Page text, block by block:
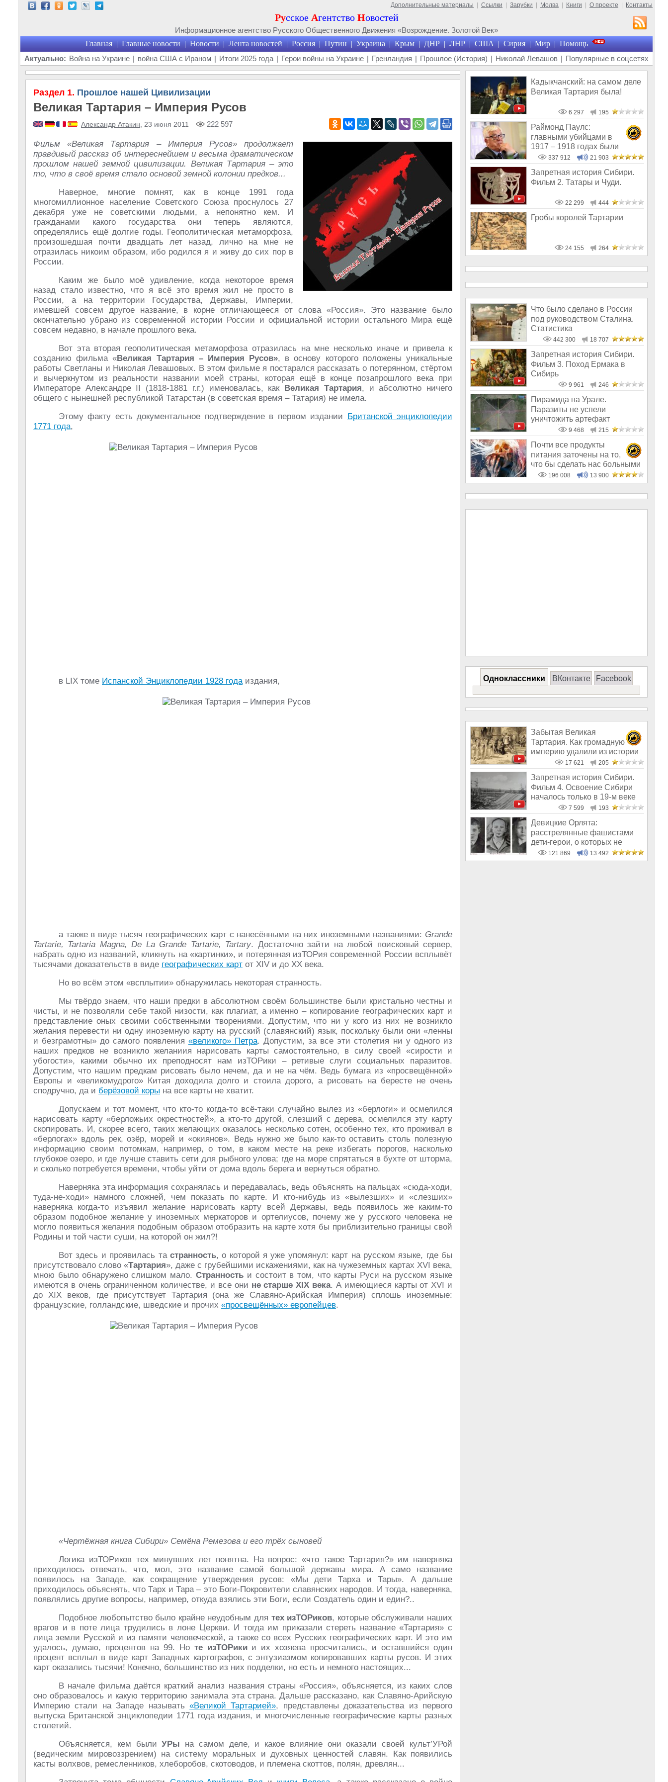
Дополнительные материалы Ссылки Зарубки Молва Книги О проекте Контакты
Русское Агентство Новостей
Информационное агентство Русского Общественного Движения «Возрождение. Золотой Век»
Главная | Главные новости | Новости | Лента новостей | Россия | Путин | Украина | Крым | ДНР | ЛНР | США | Сирия | Мир | Помощь
Актуально: Война на Украине | война США с Ираном | Итоги 2025 года | Герои войны на Украине | Гренландия | Прошлое (История) | Николай Левашов | Популярные в соцсетях
Раздел 1. Прошлое нашей Цивилизации
Великая Тартария – Империя Русов
Александр Атакин , 23 июня 2011 222 597
Фильм «Великая Тартария – Империя Русов» продолжает
правдивый рассказ об интереснейшем и весьма драматическом
прошлом нашей земной цивилизации. Великая Тартария – это
то, что в своё время стало основой земной колонии предков...
Наверное, многие помнят, как в конце 1991 года
многомиллионное население Советского Союза проснулось 27
декабря уже не советскими людьми, а непонятно кем. И
гражданами какого государства они теперь являются,
определялись ещё долгие годы. Геополитическая метаморфоза,
произошедшая почти двадцать лет назад, лично на мне не
отразилась никоим образом, ибо родился я и живу до сих пор в
России.
Каким же было моё удивление, когда некоторое время
назад стало известно, что я всё это время жил не просто в
России, а на территории Государства, Державы, Империи,
имевшей совсем другое название, в корне отличающееся от слова «Россия». Это название было
окончательно убрано из современной истории России и официальной истории остального Мира ещё
совсем недавно, в начале прошлого века.
Вот эта вторая геополитическая метаморфоза отразилась на мне несколько иначе и привела к
созданию фильма «Великая Тартария – Империя Русов», в основу которого положены уникальные
работы Светланы и Николая Левашовых. В этом фильме я постарался рассказать о потерянном, стёртом
и вычеркнутом из реальности названии моей страны, которая ещё в конце позапрошлого века при
Императоре Александре II (1818-1881 г.г.) именовалась, как Великая Тартария, и абсолютно ничего
общего с нынешней республикой Татарстан (в советская время – Татария) не имела.
Этому факту есть документальное подтверждение в первом издании Британской энциклопедии
1771 года,
в LIX томе Испанской Энциклопедии 1928 годаиздания,
а также в виде тысяч географических карт с нанесёнными на них иноземными названиями: Grande
Tartarie, Tartaria Magna, De La Grande Tartarie, Tartary. Достаточно зайти на любой поисковый сервер,
набрать одно из названий, кликнуть на «картинки», и потерянная изТОРия современной России всплывёт
тысячами доказательств в виде географических карт от XIV и до XX века.
Но во всём этом «всплытии» обнаружилась некоторая странность.
Мы твёрдо знаем, что наши предки в абсолютном своём большинстве были кристально честны и
чисты, и не позволяли себе такой низости, как плагиат, а именно – копирование географических карт и
представление оных своими собственными творениями. Допустим, что ни у кого из них не возникло
желания перевести ни одну иноземную карту на русский (славянский) язык, поскольку были они «ленны
и безграмотны» до самого появления «великого» Петра. Допустим, за все эти столетия ни у одного из
наших предков не возникло желаниия нарисовать карты самостоятельно, в силу своей «сирости и
убогости», какими обычно их преподносят нам изТОРики – ретивые слуги социальных паразитов.
Допустим, что нашим предкам рисовать было нечем, да и не на чём. Ведь бумага из «просвещённой»
Европы и «великомудрого» Китая доходила долго и стоила дорого, а рисовать на бересте не очень
сподручно, да и берёзовой коры на все карты не хватит.
Допускаем и тот момент, что кто-то когда-то всё-таки случайно вылез из «берлоги» и осмелился
нарисовать карту «берложьих окрестностей», а кто-то другой, слезший с дерева, осмелился эту карту
скопировать. И, скорее всего, таких желающих оказалось несколько сотен, особенно тех, кто проживал в
«берлогах» вдоль рек, озёр, морей и «окиянов». Ведь нужно же было как-то оставить столь полезную
информацию своим потомкам, например, о том, в каком месте на реке избегать порогов, насколько
глубокое озеро, и где лучше ставить сети для рыбного улова; где на море спрятаться в бухте от шторма,
и сколько потребуется времени, чтобы уйти от дома вдоль берега и вернуться обратно.
Наверняка эта информация сохранялась и передавалась, ведь объяснять на пальцах «сюда-ходи,
туда-не-ходи» намного сложней, чем показать по карте. И кто-нибудь из «вылезших» и «слезших»
наверняка когда-то изъявил желание нарисовать карту всей Державы, ведь появилось же каким-то
образом подобное желание у иноземных меркаторов и ортелиусов, почему же у русского человека не
могло появиться желания подобным образом отобразить на карте хотя бы приблизительно границы свой
Родины и той части суши, на которой он жил?!
Вот здесь и проявилась та странность, о которой я уже упомянул: карт на русском языке, где бы
присутствовало слово «Тартария», даже с грубейшими искажениями, как на чужеземных картах XVI века,
мною было обнаружено слишком мало. Странность и состоит в том, что карты Руси на русском языке
имеются в очень ограниченном количестве, и все они не старше XIX века. А имеющиеся карты от XVI и
до XIX веков, где присутствует Тартария (она же Славяно-Арийская Империя) сплошь иноземные:
французские, голландские, шведские и прочих «просвещённых» европейцев.
«Чертёжная книга Сибири» Семёна Ремезова и его трёх сыновей
Логика изТОРиков тех минувших лет понятна. На вопрос: «что такое Тартария?» им наверняка
приходилось отвечать, что, мол, это название самой большой державы мира. А само название
появилось на Западе, как сокращение утверждения русов: «Мы дети Тарха и Тары». А дальше
приходилось объяснять, что Тарх и Тара – это Боги-Покровители славянских народов. И тогда, наверняка,
появлялись другие вопросы, например, откуда взялись эти Боги, если Создатель один и един?..
Подобное любопытство было крайне неудобным для тех изТОРиков, которые обслуживали наших
врагов и в поте лица трудились в лоне Церкви. И тогда им приказали стереть название «Тартария» с
лица земли Русской и из памяти человеческой, а также со всех Русских географических карт. И это им
удалось, думаю, процентов на 99. Но те изТОРикии их хозяева просчитались, и оставшийся один
процент всплыл в виде карт Западных картографов, с энтузиазмом копировавших карты русов. И этих
карт оказались тысячи! Конечно, большинство из них подделки, но есть и немного настоящих...
В начале фильма даётся краткий анализ названия страны «Россия», объясняется, из каких слов
оно образовалось и какую территорию занимала эта страна. Дальше рассказано, как Славяно-Арийскую
Империю стали на Западе называть «Великой Тартарией», представлены доказательства из первого
выпуска Британской энциклопедии 1771 года издания, и многочисленные географические карты разных
столетий.
Объясняется, кем былиУРы на самом деле, и какое влияние они оказали своей культ’УРой
(ведическим мировоззрением) на систему моральных и духовных ценностей славян. Как появились
касты волхвов, ремесленников, хлеборобов, скотоводов, и племена скоттов, полян, древлян...
Кадыкчанский: на самом деле
Великая Тартария была!
6 297 195
Раймонд Паулс:
главными убийцами в
1917 – 1918 годах были
латыши и евреи, а не русс
337 912 21 903
Запретная история Сибири.
Фильм 2. Татары и Чуди.
22 299 444
Гробы королей Тартарии
24 155 264
Что было сделано в России
под руководством Сталина.
Статистика
442 300 18 707
Запретная история Сибири.
Фильм 3. Поход Ермака в
Сибирь
9 961 246
Пирамида на Урале.
Паразиты не успели
уничтожить артефакт
древней цивилизации
9 468 215
Почти все продукты
питания заточены на то,
что бы сделать нас больными
и бесплодным
196 008 13 900
Одноклассники ВКонтакте Facebook
Забытая Великая
Тартария. Как громадную
империю удалили из истории
17 621 205
Запретная история Сибири.
Фильм 4. Освоение Сибири
началось только в 19-м веке
7 599 193
Девицкие Орлята:
расстрелянные фашистами
дети-герои, о которых не
рассказывают в шк
121 869 13 492